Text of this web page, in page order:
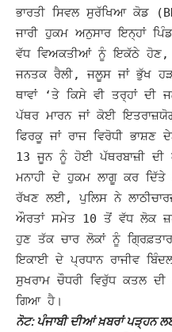
ਭਾਰਤੀ ਸਿਵਲ ਸੁਰੱਖਿਆ ਕੋਡ
ਜਾਰੀ ਹੁਕਮ ਅਨੁਸਾਰ ਇਨ੍ਹਾਂ
ਵੱਧ ਵਿਅਕਤੀਆਂ ਨੂੰ ਇਕੱਠੇ ਹੋਣ,
ਜਨਤਕ ਰੈਲੀ, ਜਲੂਸ ਜਾਂ ਭੁੱਖ
ਥਾਵਾਂ ‘ਤੇ ਕਿਸੇ ਵੀ ਤਰ੍ਹਾਂ ਦੀ
ਪੱਥਰ ਮਾਰਨ ਜਾਂ ਕੋਈ
ਫਿਰਕੂ ਜਾਂ ਰਾਜ ਵਿਰੋਧੀ ਭਾਸ਼ਣ
13 ਜੂਨ ਨੂੰ ਹੋਈ ਪੱਥਰਬਾਜ਼ੀ
ਮਨਾਹੀ ਦੇ ਹੁਕਮ ਲਾਗੂ ਕਰ
ਰੱਖਣ ਲਈ, ਪੁਲਿਸ ਨੇ
ਔਰਤਾਂ ਸਮੇਤ 10 ਤੋਂ ਵੱਧ ਲੋਕ
ਹੁਣ ਤੱਕ ਚਾਰ ਲੋਕਾਂ ਨੂੰ
ਇਕਾਈ ਦੇ ਪ੍ਰਧਾਨ ਰਾਜੀਵ
ਸੁਖਰਾਮ ਚੌਧਰੀ ਵਿਰੁੱਧ ਕਤਲ ਦੀ
ਗਿਆ ਹੈ।
ਨੋਟ: ਪੰਜਾਬੀ ਦੀਆਂ ਖ਼ਬਰਾਂ ਪੜ੍ਹਨ